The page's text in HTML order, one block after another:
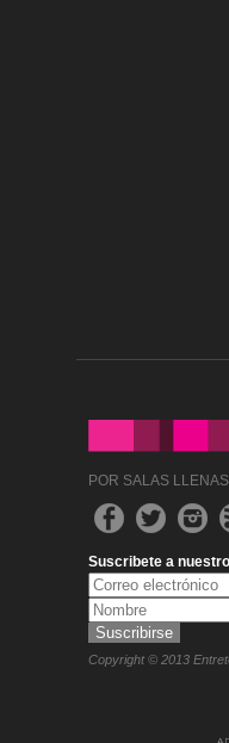
POR SALAS
Suscribete a
Copyright © 2013